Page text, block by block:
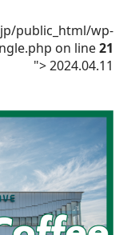
public_html/wp-
on line21
">2024.04.11